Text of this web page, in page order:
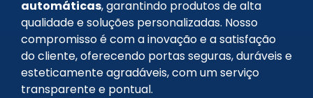
automáticas, garantindo produtos de alta
qualidade e soluções personalizadas. Nosso
compromisso é com a inovação e a satisfação
do cliente, oferecendo portas seguras, duráveis e
esteticamente agradáveis, com um serviço
transparente e pontual.